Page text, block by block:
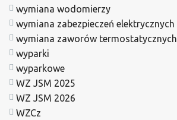
wymiana wodomierzy
wymiana zabezpieczeń elektrycznych
wymiana zaworów termostatycznych
wyparki
wyparkowe
WZ JSM 2025
WZ JSM 2026
WZCz